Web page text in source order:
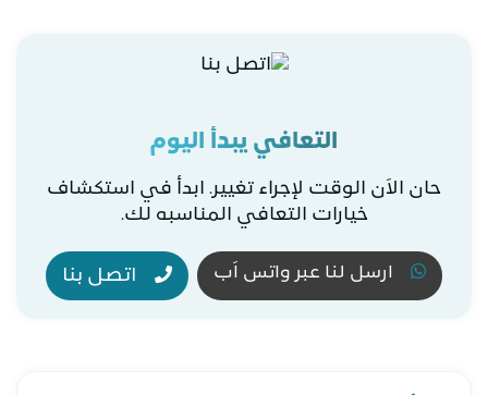
التعافي يبدأ اليوم
حان الاَن الوقت لإجراء تغيير. ابدأ في استكشاف
خيارات التعافي المناسبه لك.
ارسل لنا عبر واتس اَب اتصل بنا